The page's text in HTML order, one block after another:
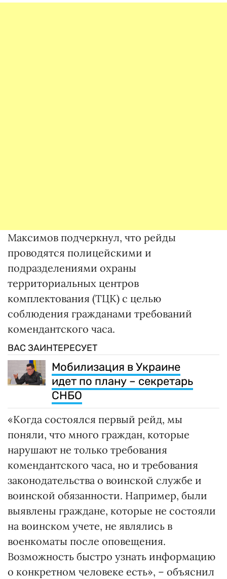
Максимов подчеркнул, что рейды
проводятся полицейскими и
подразделениями охраны
территориальных центров
комплектования (ТЦК) с целью
соблюдения гражданами требований
комендантского часа.
ВАС ЗАИНТЕРЕСУЕТ
Мобилизация в Украине
идет по плану – секретарь
СНБО
«Когда состоялся первый рейд, мы
поняли, что много граждан, которые
нарушают не только требования
комендантского часа, но и требования
законодательства о воинской службе и
воинской обязанности. Например, были
выявлены граждане, которые не состояли
на воинском учете, не являлись в
военкоматы после оповещения.
Возможность быстро узнать информацию
о конкретном человеке есть», – объяснил